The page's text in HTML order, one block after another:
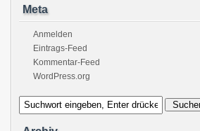
Meta
Anmelden
Eintrags-Feed
Kommentar-Feed
WordPress.org